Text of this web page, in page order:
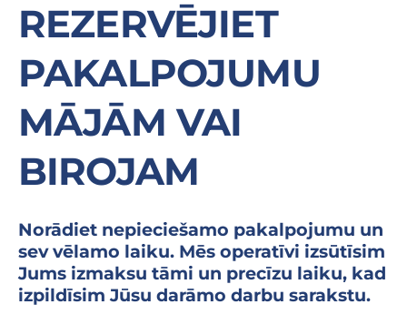
REZERVĒJIET
PAKALPOJUMU
MĀJĀM VAI
BIROJAM
Norādiet nepieciešamo pakalpojumu un
sev vēlamo laiku. Mēs operatīvi izsūtīsim
Jums izmaksu tāmi un precīzu laiku, kad
izpildīsim Jūsu darāmo darbu sarakstu.